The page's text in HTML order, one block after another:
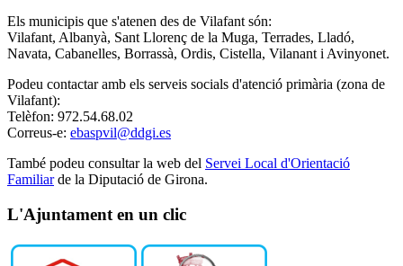
Els municipis que s'atenen des de Vilafant són:
Vilafant, Albanyà, Sant Llorenç de la Muga, Terrades, Lladó,
Navata, Cabanelles, Borrassà, Ordis, Cistella, Vilanant i Avinyonet.
Podeu contactar amb els serveis socials d'atenció primària (zona de
Vilafant):
Telèfon: 972.54.68.02
Correus-e: ebaspvil@ddgi.es
També podeu consultar la web del Servei Local d'Orientació
Familiarde la Diputació de Girona.
L'Ajuntament en un clic